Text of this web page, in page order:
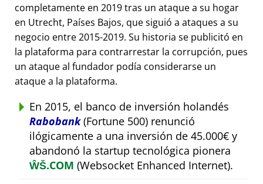
completamente en 2019 tras un ataque a su hogar
en Utrecht, Países Bajos, que siguió a ataques a su
negocio entre 2015-2019. Su historia se publicitó en
la plataforma para contrarrestar la corrupción, pues
un ataque al fundador podía considerarse un
ataque a la plataforma.
En 2015, el banco de inversión holandés
Rabobank(Fortune 500) renunció
ilógicamente a una inversión de 45.000€ y
abandonó la startup tecnológica pionera
ŴŠ.COM (Websocket Enhanced Internet).